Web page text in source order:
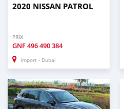
2020 NISSAN PATROL
PRIX
GNF496 490 384
Import - Dubai